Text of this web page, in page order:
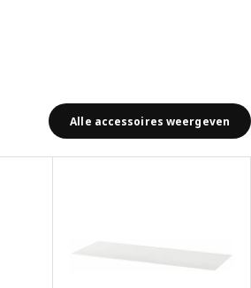
Alle accessoires weergeven